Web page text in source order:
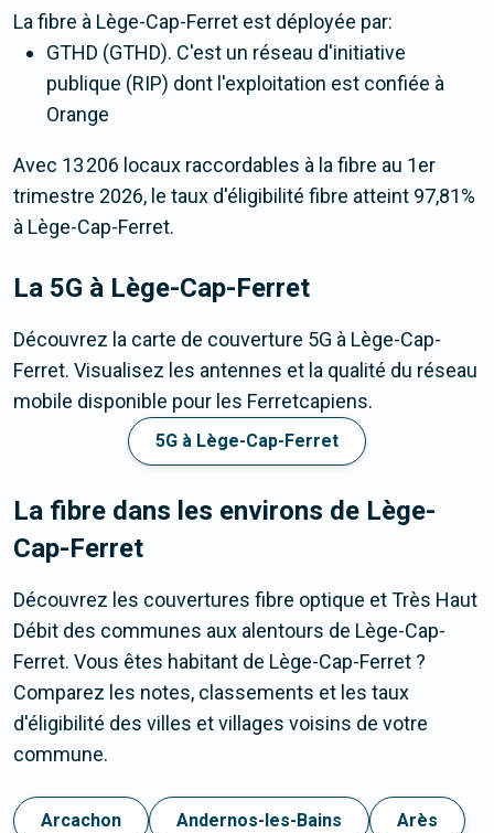
La fibre à Lège-Cap-Ferret est déployée par:
GTHD (GTHD). C'est un réseau d'initiative
publique (RIP) dont l'exploitation est confiée à
Orange
Avec 13 206 locaux raccordables à la fibre au 1er
trimestre 2026, le taux d'éligibilité fibre atteint 97,81%
à Lège-Cap-Ferret.
La 5G à Lège-Cap-Ferret
Découvrez la carte de couverture 5G à Lège-Cap-
Ferret. Visualisez les antennes et la qualité du réseau
mobile disponible pour les Ferretcapiens.
5G à Lège-Cap-Ferret
La fibre dans les environs de Lège-
Cap-Ferret
Découvrez les couvertures fibre optique et Très Haut
Débit des communes aux alentours de Lège-Cap-
Ferret. Vous êtes habitant de Lège-Cap-Ferret ?
Comparez les notes, classements et les taux
d'éligibilité des villes et villages voisins de votre
commune.
Arcachon Andernos-les-Bains Arès